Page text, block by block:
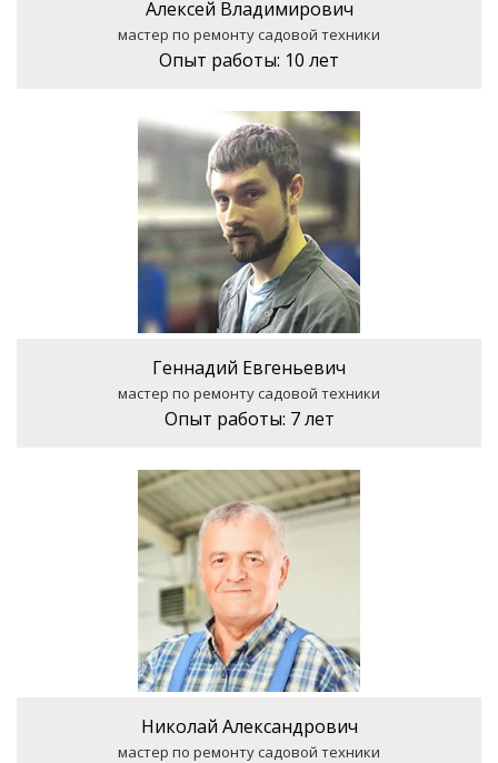
Алексей Владимирович
мастер по ремонту садовой техники
Опыт работы: 10 лет
Геннадий Евгеньевич
мастер по ремонту садовой техники
Опыт работы: 7 лет
Николай Александрович
мастер по ремонту садовой техники